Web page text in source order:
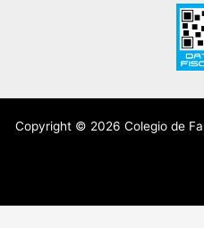
Copyright © 2026 Colegio de